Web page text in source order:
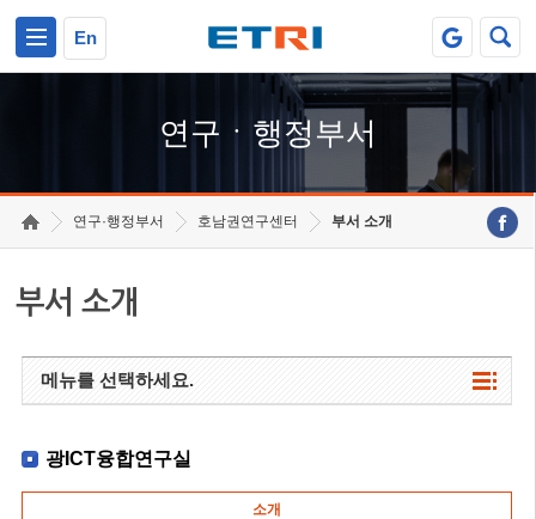
En
연구ㆍ행정부서
연구·행정부서 호남권연구센터 부서 소개
부서 소개
메뉴를 선택하세요.
광ICT융합연구실
소개